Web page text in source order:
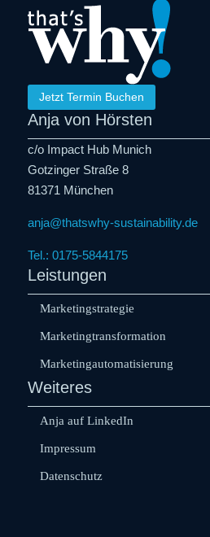
Jetzt Termin Buchen
Anja von Hörsten
c/o Impact Hub Munich
Gotzinger Straße 8
81371 München
anja@thatswhy-sustainability.de
Tel.: 0175-5844175
Leistungen
Marketingstrategie
Marketingtransformation
Marketingautomatisierung
Weiteres
Anja auf LinkedIn
Impressum
Datenschutz